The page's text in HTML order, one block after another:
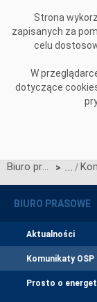
Strona
zapisanych za
celu
W
dotyczące
Biuro prasowe >
BIURO PRASOWE
Aktualności
Komunikaty OSP
Prosto o